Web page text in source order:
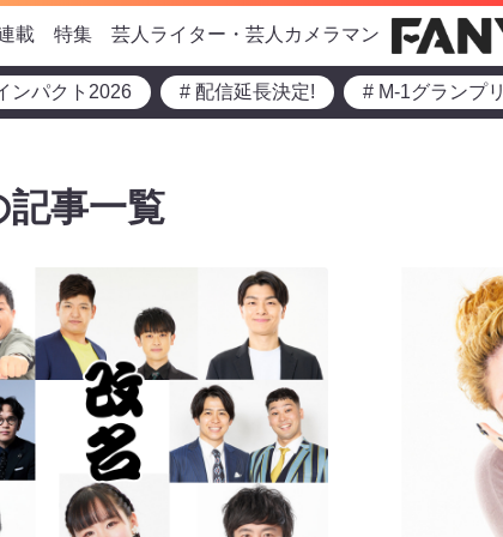
載 特集 芸人ライター・芸人カメラマン
ンパクト2026 # 配信延長決定! # M-1グランプリ
記事一覧